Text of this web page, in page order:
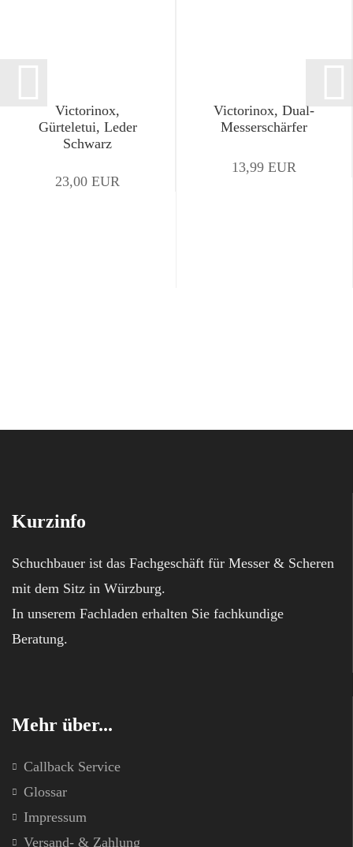
Victorinox,
Gürteletui, Leder
Schwarz
23,00 EUR
Victorinox, Dual-
Messerschärfer
13,99 EUR
Kurzinfo
Schuchbauer ist das Fachgeschäft für Messer & Scheren
mit dem Sitz in Würzburg.
In unserem Fachladen erhalten Sie fachkundige
Beratung.
Mehr über...
Callback Service
Glossar
Impressum
Versand- & Zahlung